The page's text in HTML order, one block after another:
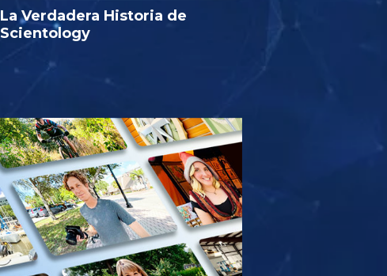
La Verdadera Historia de
Scientology